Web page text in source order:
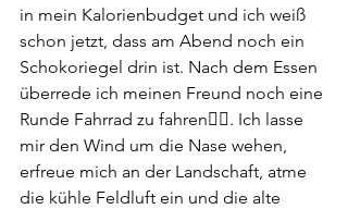
in mein Kalorienbudget und ich weiß
schon jetzt, dass am Abend noch ein
Schokoriegel drin ist. Nach dem Essen
überrede ich meinen Freund noch eine
Runde Fahrrad zu fahren🚵‍♀️. Ich lasse
mir den Wind um die Nase wehen,
erfreue mich an der Landschaft, atme
die kühle Feldluft ein und die alte